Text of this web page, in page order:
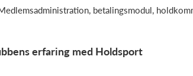
betalingsmodul,
erfaring med Holdsport